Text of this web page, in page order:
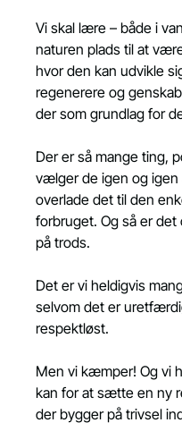
Vi skal lære – både i
naturen plads til at
hvor den kan udvikle
regenerere og
der som grundlag for
Der er så mange ting,
vælger de igen og
overlade det til den
forbruget. Og så er det
på trods.
Det er vi heldigvis
selvom det er
respektløst.
Men vi kæmper! Og vi
kan for at sætte en ny
der bygger på trivsel